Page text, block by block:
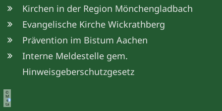
Kirchen in der Region Mönchengladbach
Evangelische Kirche Wickrathberg
Prävention im Bistum Aachen
Interne Meldestelle gem.
Hinweisgeberschutzgesetz
©
M
e
ta